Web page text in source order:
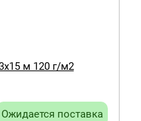
м 120 г/м2
Ожидается поставка